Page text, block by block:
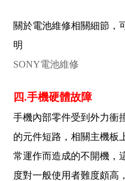
關於電池維修相關細節，
明
SONY電池維修
四.手機硬體故障
手機內部零件受到外力衝
的元件短路，相關主機板
常運作而造成的不開機，
度對一般使用者難度頗高